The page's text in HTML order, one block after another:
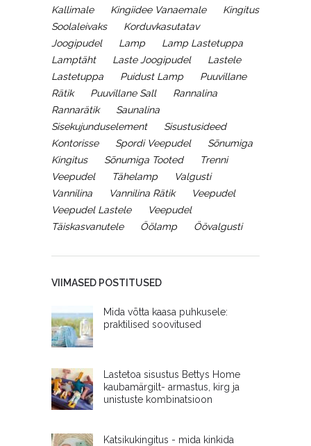
Kallimale
Kingiidee Vanaemale
Kingitus
Soolaleivaks
Korduvkasutatav
Joogipudel
Lamp
Lamp Lastetuppa
Lamptäht
Laste Joogipudel
Lastele
Lastetuppa
Puidust Lamp
Puuvillane
Rätik
Puuvillane Sall
Rannalina
Rannarätik
Saunalina
Sisekujunduselement
Sisustusideed
Kontorisse
Spordi Veepudel
Sõnumiga
Kingitus
Sõnumiga Tooted
Trenni
Veepudel
Tähelamp
Valgusti
Vannilina
Vannilina Rätik
Veepudel
Veepudel Lastele
Veepudel
Täiskasvanutele
Öölamp Öövalgusti
VIIMASED POSTITUSED
Mida võtta kaasa puhkusele:
praktilised soovitused
Lastetoa sisustus Bettys Home
kaubamärgilt- armastus, kirg ja
unistuste kombinatsioon
Katsikukingitus - mida kinkida